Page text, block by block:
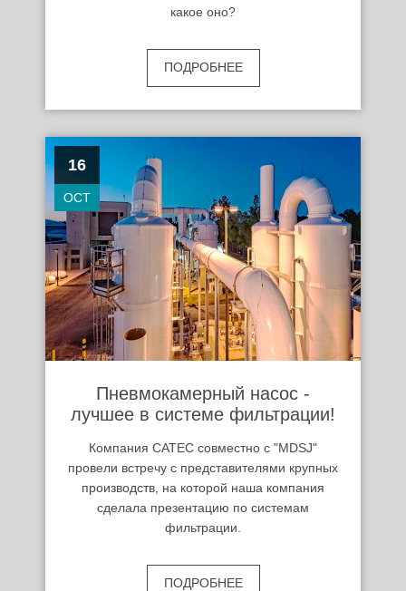
какое оно?
ПОДРОБНЕЕ
16
OCT
Пневмокамерный насос -
лучшее в системе фильтрации!
Компания САТЕС совместно с "MDSJ"
провели встречу с представителями крупных
производств, на которой наша компания
сделала презентацию по системам
фильтрации.
ПОДРОБНЕЕ